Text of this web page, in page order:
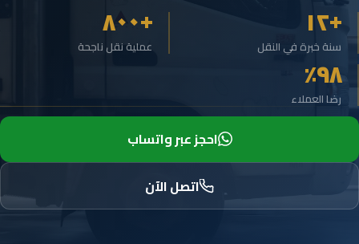
+١٢
سنة خبرة في النقل
+٨٠٠
عملية نقل ناجحة
٩٨٪
رضا العملاء
احجز عبر واتساب
اتصل الآن